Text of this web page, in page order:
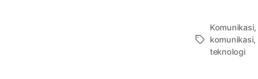
Tags
Komunikasi,
komunikasi,
teknologi